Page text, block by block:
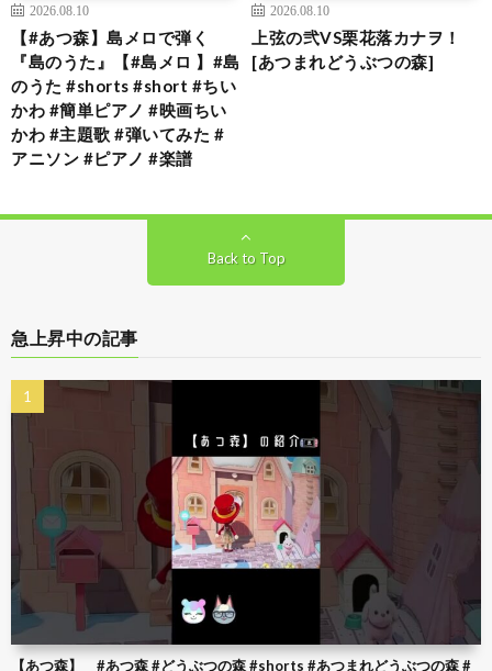
2026.08.10
【#あつ森】島メロで弾く
『島のうた』【#島メロ 】#島
のうた #shorts #short #ちい
かわ #簡単ピアノ #映画ちい
かわ #主題歌 #弾いてみた #
アニソン #ピアノ #楽譜
2026.08.10
上弦の弐VS栗花落カナヲ！
[あつまれどうぶつの森]
Back to Top
急上昇中の記事
【あつ森】 #あつ森 #どうぶつの森 #shorts #あつまれどうぶつの森 #